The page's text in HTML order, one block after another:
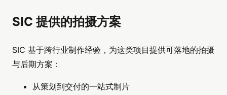
SIC 提供的拍摄方案
SIC 基于跨行业制作经验，为这类项目提供可落地的拍摄
与后期方案：
从策划到交付的一站式制片